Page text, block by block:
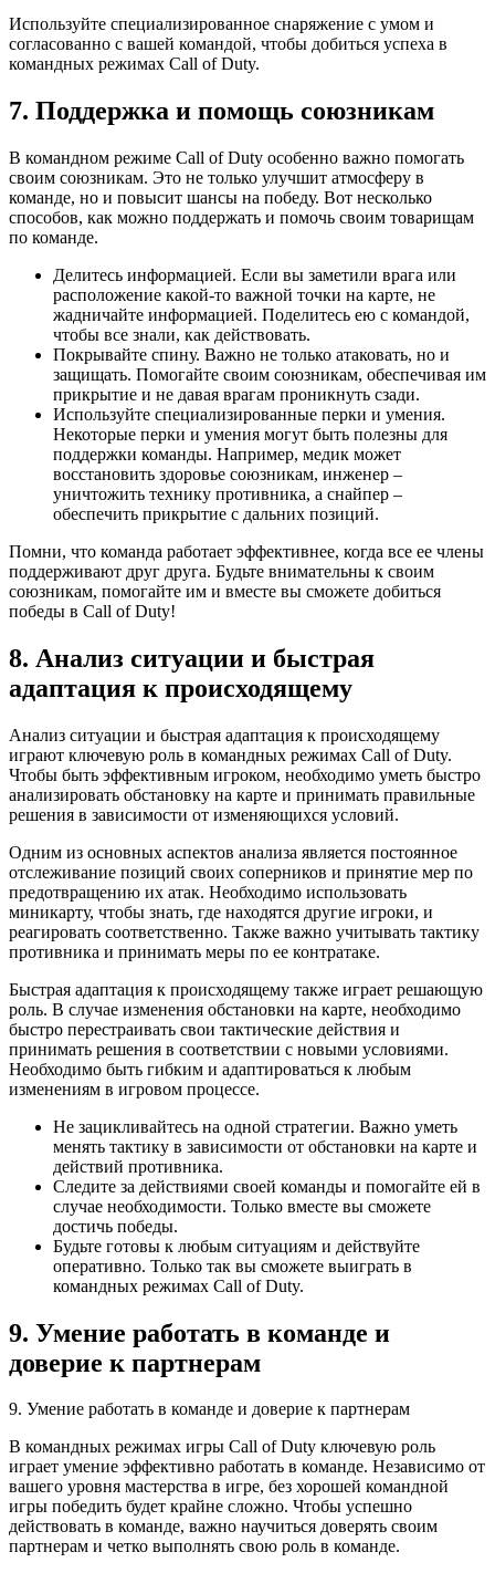
Используйте специализированное снаряжение с умом и
согласованно с вашей командой, чтобы добиться успеха в
командных режимах Call of Duty.
7. Поддержка и помощь союзникам
В командном режиме Call of Duty особенно важно помогать
своим союзникам. Это не только улучшит атмосферу в
команде, но и повысит шансы на победу. Вот несколько
способов, как можно поддержать и помочь своим товарищам
по команде.
Делитесь информацией. Если вы заметили врага или
расположение какой-то важной точки на карте, не
жадничайте информацией. Поделитесь ею с командой,
чтобы все знали, как действовать.
Покрывайте спину. Важно не только атаковать, но и
защищать. Помогайте своим союзникам, обеспечивая им
прикрытие и не давая врагам проникнуть сзади.
Используйте специализированные перки и умения.
Некоторые перки и умения могут быть полезны для
поддержки команды. Например, медик может
восстановить здоровье союзникам, инженер –
уничтожить технику противника, а снайпер –
обеспечить прикрытие с дальних позиций.
Помни, что команда работает эффективнее, когда все ее члены
поддерживают друг друга. Будьте внимательны к своим
союзникам, помогайте им и вместе вы сможете добиться
победы в Call of Duty!
8. Анализ ситуации и быстрая
адаптация к происходящему
Анализ ситуации и быстрая адаптация к происходящему
играют ключевую роль в командных режимах Call of Duty.
Чтобы быть эффективным игроком, необходимо уметь быстро
анализировать обстановку на карте и принимать правильные
решения в зависимости от изменяющихся условий.
Одним из основных аспектов анализа является постоянное
отслеживание позиций своих соперников и принятие мер по
предотвращению их атак. Необходимо использовать
миникарту, чтобы знать, где находятся другие игроки, и
реагировать соответственно. Также важно учитывать тактику
противника и принимать меры по ее контратаке.
Быстрая адаптация к происходящему также играет решающую
роль. В случае изменения обстановки на карте, необходимо
быстро перестраивать свои тактические действия и
принимать решения в соответствии с новыми условиями.
Необходимо быть гибким и адаптироваться к любым
изменениям в игровом процессе.
Не зацикливайтесь на одной стратегии. Важно уметь
менять тактику в зависимости от обстановки на карте и
действий противника.
Следите за действиями своей команды и помогайте ей в
случае необходимости. Только вместе вы сможете
достичь победы.
Будьте готовы к любым ситуациям и действуйте
оперативно. Только так вы сможете выиграть в
командных режимах Call of Duty.
9. Умение работать в команде и
доверие к партнерам
9. Умение работать в команде и доверие к партнерам
В командных режимах игры Call of Duty ключевую роль
играет умение эффективно работать в команде. Независимо от
вашего уровня мастерства в игре, без хорошей командной
игры победить будет крайне сложно. Чтобы успешно
действовать в команде, важно научиться доверять своим
партнерам и четко выполнять свою роль в команде.